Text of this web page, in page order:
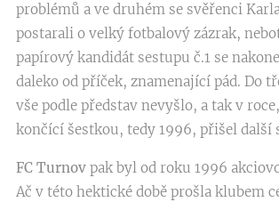
problémů a ve druhém se svěřenci
postarali o velký fotbalový zázrak,
papírový kandidát sestupu č.1 se
daleko od příček, znamenající pád. Do
vše podle představ nevyšlo, a tak v
končící šestkou, tedy 1996, přišel další
FC Turnov pak byl od roku 1996
Ač v této hektické době prošla klubem